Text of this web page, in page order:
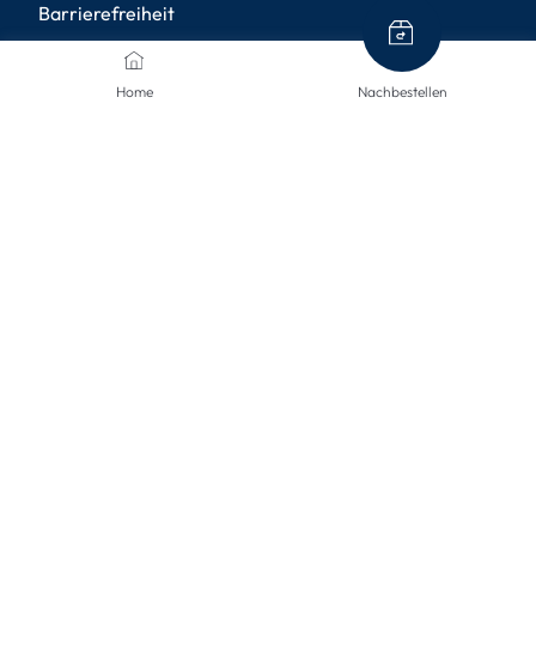
Home Nachbestellen
Barrierefreiheit
Privatsphäre-Einstellungen